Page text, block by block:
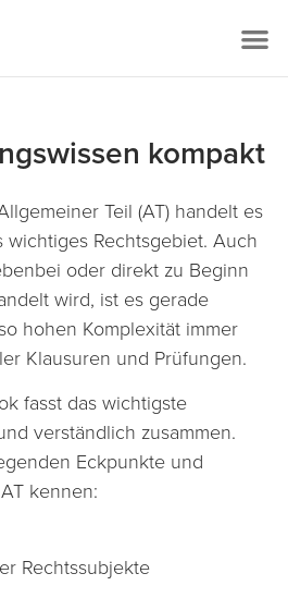
kompakt
Teil (AT) handelt es
Rechtsgebiet. Auch
oder direkt zu Beginn
wird, ist es gerade
hohen Komplexität immer
Klausuren und Prüfungen.
fasst das wichtigste
verständlich zusammen.
Eckpunkte und
kennen:
Rechtssubjekte